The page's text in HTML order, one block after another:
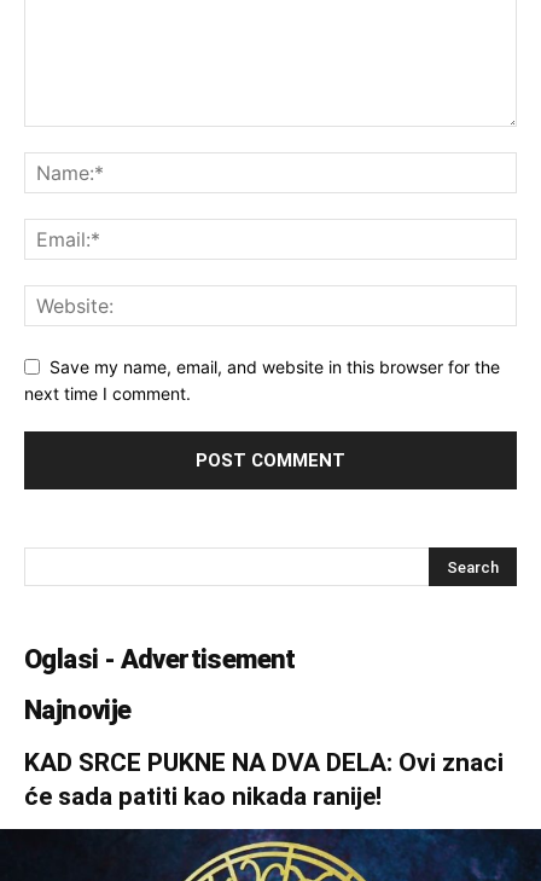
Save my name, email, and website in this browser for the
next time I comment.
Oglasi - Advertisement
Najnovije
KAD SRCE PUKNE NA DVA DELA: Ovi znaci
će sada patiti kao nikada ranije!